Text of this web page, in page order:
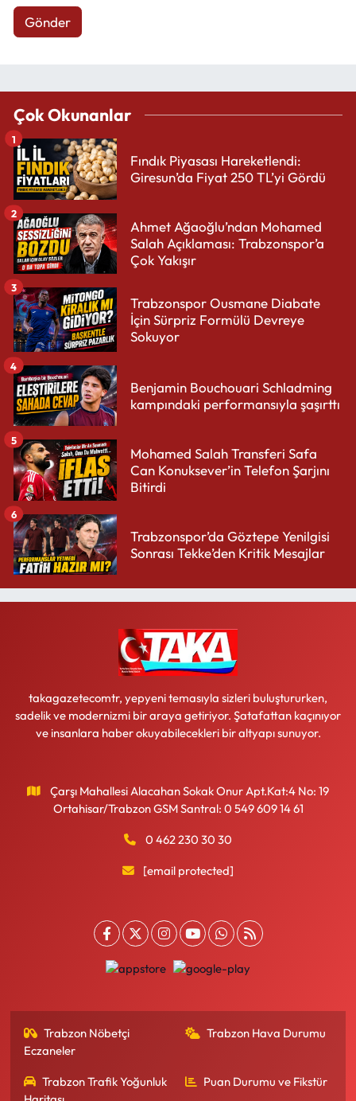
Gönder
Çok Okunanlar
Fındık Piyasası Hareketlendi:
Giresun’da Fiyat 250 TL’yi Gördü
1
Ahmet Ağaoğlu’ndan Mohamed
Salah Açıklaması: Trabzonspor’a
Çok Yakışır
2
Trabzonspor Ousmane Diabate
İçin Sürpriz Formülü Devreye
Sokuyor
3
Benjamin Bouchouari Schladming
kampındaki performansıyla şaşırttı
4
Mohamed Salah Transferi Safa
Can Konuksever’in Telefon Şarjını
Bitirdi
5
Trabzonspor’da Göztepe Yenilgisi
Sonrası Tekke’den Kritik Mesajlar
6
takagazetecomtr, yepyeni temasıyla sizleri buluştururken,
sadelik ve modernizmi bir araya getiriyor. Şatafattan kaçınıyor
ve insanlara haber okuyabilecekleri bir altyapı sunuyor.
Çarşı Mahallesi Alacahan Sokak Onur Apt.Kat:4 No: 19
Ortahisar/Trabzon GSM Santral: 0 549 609 14 61
0 462 230 30 30
[email protected]
Trabzon Nöbetçi
Eczaneler
Trabzon Hava Durumu
Trabzon Trafik Yoğunluk
Puan Durumu ve Fikstür